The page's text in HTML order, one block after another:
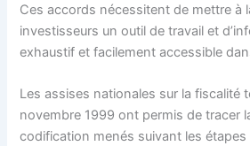
Ces accords nécessitent de mettre à
investisseurs un outil de travail et
exhaustif et facilement accessible
Les assises nationales sur la fiscalité
novembre 1999 ont permis de tracer
codification menés suivant les étapes